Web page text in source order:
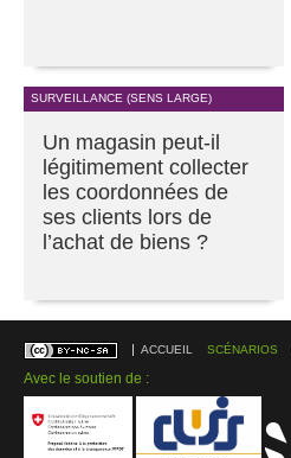
SURVEILLANCE (SENS LARGE)
Un magasin peut-il
légitimement collecter
les coordonnées de
ses clients lors de
l’achat de biens ?
ACCUEIL SCÉNARIOS
Avec le soutien de :